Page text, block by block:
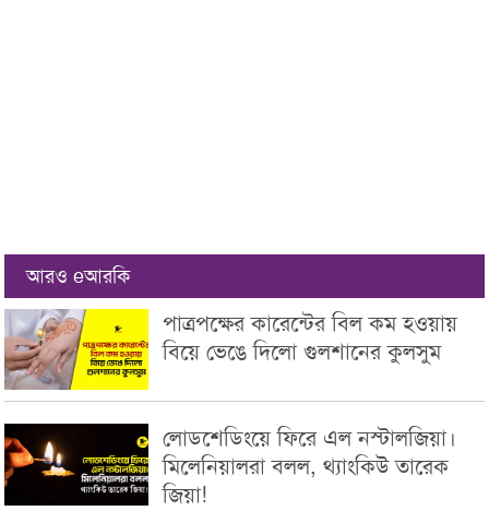
আরও eআরকি
পাত্রপক্ষের কারেন্টের বিল কম হওয়ায়
বিয়ে ভেঙে দিলো গুলশানের কুলসুম
লোডশেডিংয়ে ফিরে এল নস্টালজিয়া।
মিলেনিয়ালরা বলল, থ্যাংকিউ তারেক
জিয়া!